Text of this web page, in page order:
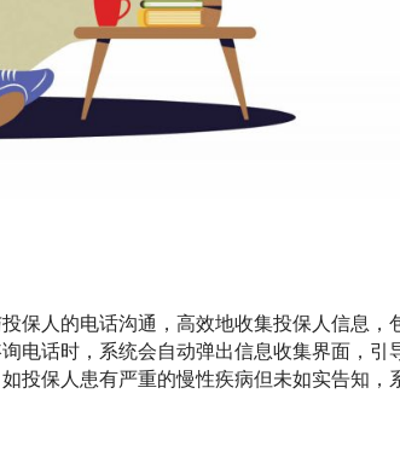
保人的电话沟通，高效地收集投保人信息，
电话时，系统会自动弹出信息收集界面，引
投保人患有严重的慢性疾病但未如实告知，